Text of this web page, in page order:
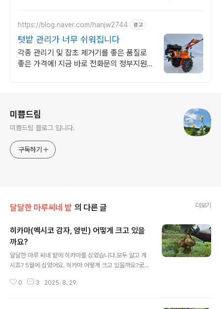
https://blog.naver.com/hanjw2744 광고
텃밭 관리가 너무 쉬워집니다
각종 관리기 및 잡초 제거기를 좋은 품질로
좋은 가격에! 지금 바로 전화문의 정부지원농
미쁨드림
미쁨드림 블로그 입니다.
구독하기
달달한 마루씨네 밭 의 다른 글 더보기
히카마(멕시코 감자, 얌빈) 어떻게 크고 있을
까요?
달달한 마루 씨네 밭에 히카마를 심었습니다.모두 알고 계
시죠? 5월에 심었어요. 히카마 어떻게 크고 있을까요?궁금
이 크고 있는 히카마~예쁜 보라색 꽃도 피웠지요. 오늘은
0 3 2025. 8. 29.